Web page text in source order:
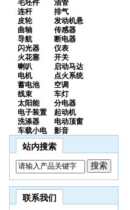
毛坯件
油管
连杆
排气
皮轮
发动机悬
曲轴
传感器
导航
断电器
闪光器
仪表
火花塞
开关
喇叭
启动马达
电机
点火系统
蓄电池
空调
线束
车灯
太阳能
分电器
电子装置
起动机
洗涤器
电动顶窗
车载小电
影音
站内搜索
联系我们